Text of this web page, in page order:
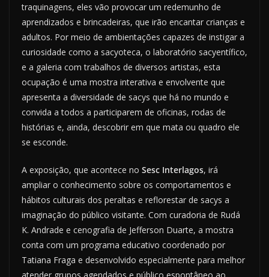
traquinagens, eles vão provocar um redemunho de
aprendizados e brincadeiras, que irão encantar crianças e
adultos. Por meio de ambientações capazes de instigar a
curiosidade como a sacyoteca, o laboratório sacyentífico,
e a galeria com trabalhos de diversos artistas, esta
ocupação é uma mostra interativa e envolvente que
apresenta a diversidade de sacys que há no mundo e
convida a todos a participarem de oficinas, rodas de
histórias e, ainda, descobrir em que mata ou quadro ele
se esconde.
A exposição, que acontece no Sesc Interlagos, irá
ampliar o conhecimento sobre os comportamentos e
hábitos culturais dos peraltas e reflorestar de sacys a
imaginação do público visitante. Com curadoria de Rudá
K. Andrade e cenografia de Jefferson Duarte, a mostra
conta com um programa educativo coordenado por
Tatiana Fraga e desenvolvido especialmente para melhor